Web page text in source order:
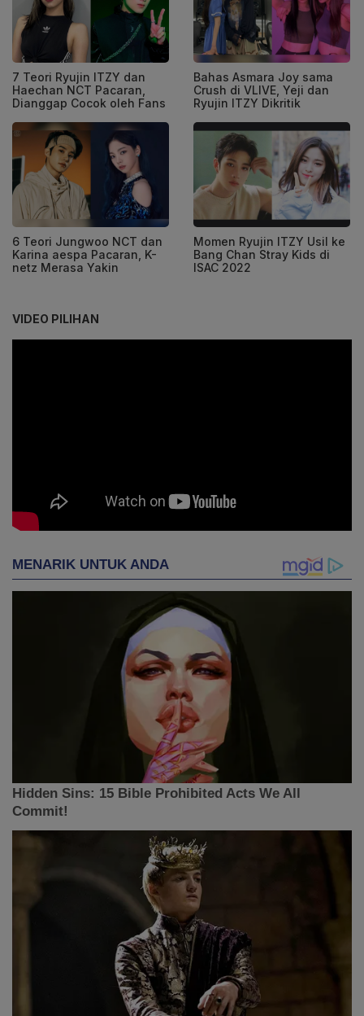
7 Teori Ryujin ITZY dan
Haechan NCT Pacaran,
Dianggap Cocok oleh Fans
Bahas Asmara Joy sama
Crush di VLIVE, Yeji dan
Ryujin ITZY Dikritik
6 Teori Jungwoo NCT dan
Karina aespa Pacaran, K-
netz Merasa Yakin
Momen Ryujin ITZY Usil ke
Bang Chan Stray Kids di
ISAC 2022
VIDEO PILIHAN